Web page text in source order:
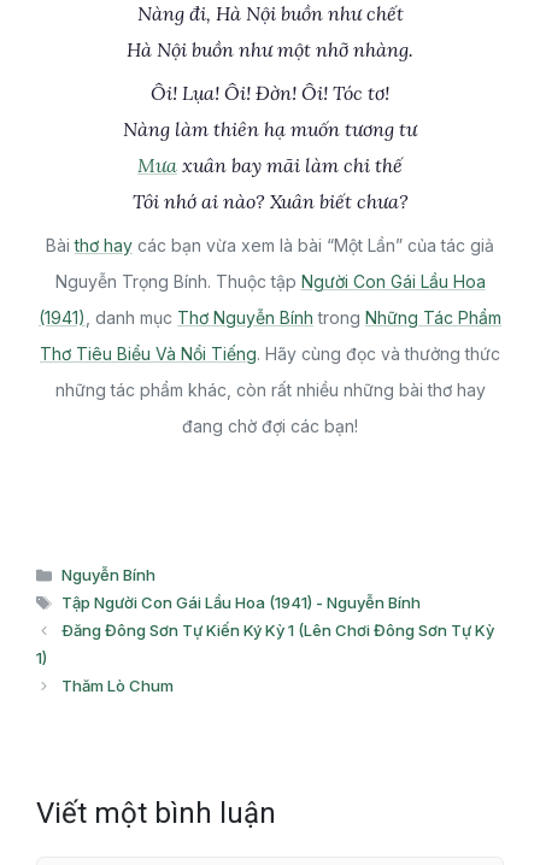
Nàng đi, Hà Nội buồn như chết
Hà Nội buồn như một nhỡ nhàng.
Ôi! Lụa! Ôi! Đờn! Ôi! Tóc tơ!
Nàng làm thiên hạ muốn tương tư
Mưa xuân bay mãi làm chi thế
Tôi nhớ ai nào? Xuân biết chưa?
Bàithơ hay các bạn vừa xem là bài “Một Lần” của tác giả
Nguyễn Trọng Bính. Thuộc tập Người Con Gái Lầu Hoa
(1941) , danh mục Thơ Nguyễn Bính trong Những Tác Phẩm
Thơ Tiêu Biểu Và Nổi Tiếng. Hãy cùng đọc và thưởng thức
những tác phẩm khác, còn rất nhiều những bài thơ hay
đang chờ đợi các bạn!
Danh
mục
Nguyễn Bính
Thẻ
Tập Người Con Gái Lầu Hoa (1941) - Nguyễn Bính
Ðăng Đông Sơn Tự Kiến Ký Kỳ 1 (Lên Chơi Đông Sơn Tự Kỳ
1)
Thăm Lò Chum
Viết một bình luận